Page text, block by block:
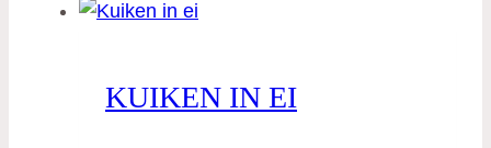
KUIKEN IN EI